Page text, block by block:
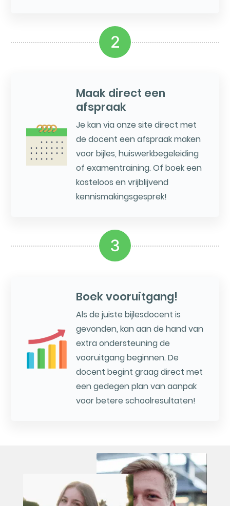
2
Maak direct een
afspraak
Je kan via onze site direct met
de docent een afspraak maken
voor bijles, huiswerkbegeleiding
of examentraining. Of boek een
kosteloos en vrijblijvend
kennismakingsgesprek!
3
Boek vooruitgang!
Als de juiste bijlesdocent is
gevonden, kan aan de hand van
extra ondersteuning de
vooruitgang beginnen. De
docent begint graag direct met
een gedegen plan van aanpak
voor betere schoolresultaten!